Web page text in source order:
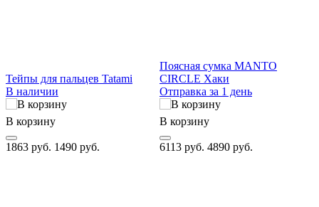
Тейпы для пальцев Tatami
В наличии
В корзину
1863 руб. 1490 руб.
Поясная сумка MANTO
CIRCLE Хаки
Отправка за 1 день
В корзину
6113 руб. 4890 руб.